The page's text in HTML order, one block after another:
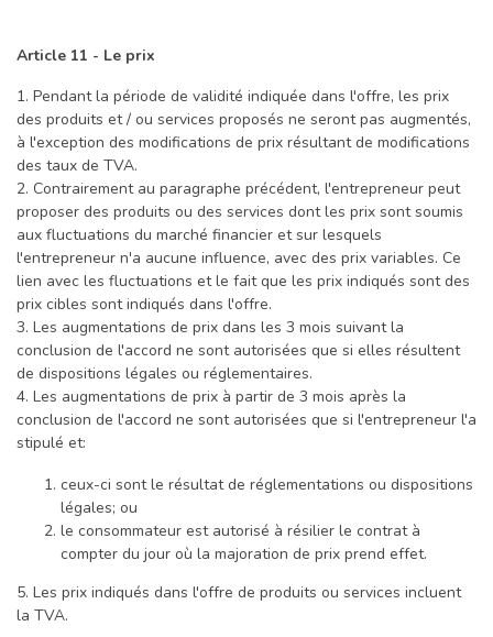
Article 11 - Le prix
1. Pendant la période de validité indiquée dans l'offre, les prix
des produits et / ou services proposés ne seront pas augmentés,
à l'exception des modifications de prix résultant de modifications
des taux de TVA.
2. Contrairement au paragraphe précédent, l'entrepreneur peut
proposer des produits ou des services dont les prix sont soumis
aux fluctuations du marché financier et sur lesquels
l'entrepreneur n'a aucune influence, avec des prix variables. Ce
lien avec les fluctuations et le fait que les prix indiqués sont des
prix cibles sont indiqués dans l'offre.
3. Les augmentations de prix dans les 3 mois suivant la
conclusion de l'accord ne sont autorisées que si elles résultent
de dispositions légales ou réglementaires.
4. Les augmentations de prix à partir de 3 mois après la
conclusion de l'accord ne sont autorisées que si l'entrepreneur l'a
stipulé et:
ceux-ci sont le résultat de réglementations ou dispositions
légales; ou
le consommateur est autorisé à résilier le contrat à
compter du jour où la majoration de prix prend effet.
5. Les prix indiqués dans l'offre de produits ou services incluent
la TVA.